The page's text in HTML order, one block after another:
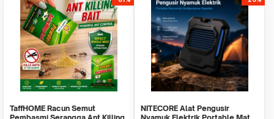
TaffHOME Racun Semut
NITECORE Alat Pengusir